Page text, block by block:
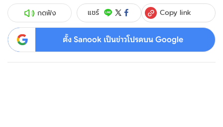
กดฟัง แชร์ Copy link
ตั้ง Sanook เป็นข่าวโปรดบน Google